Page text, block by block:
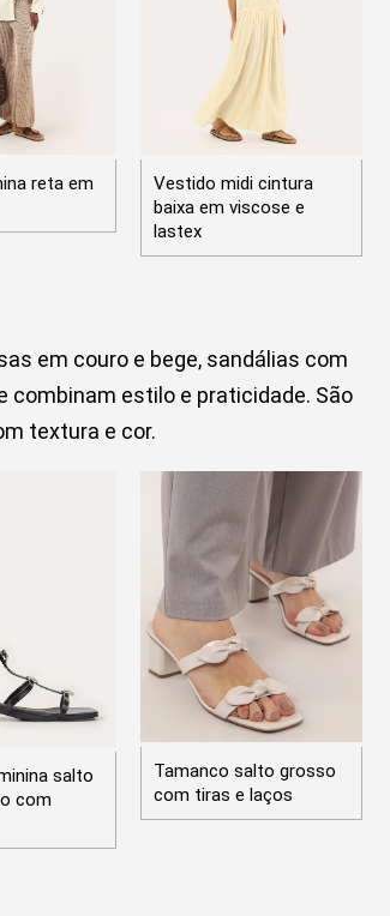
reta em
Vestido midi cintura
baixa em viscose e
lastex
em couro e bege, sandálias com
combinam estilo e praticidade. São
textura e cor.
salto
com
Tamanco salto grosso
com tiras e laços